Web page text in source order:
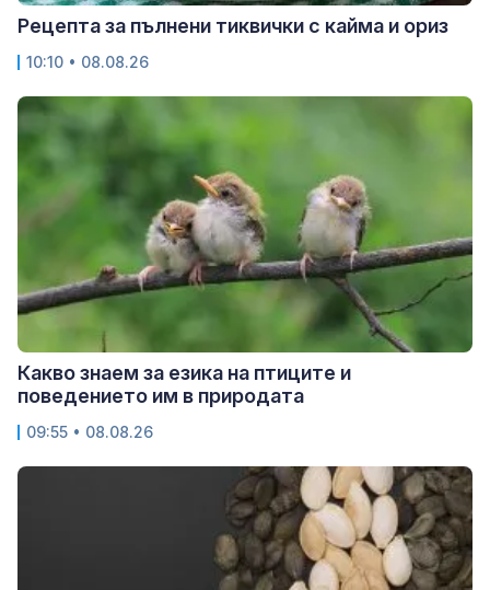
Рецепта за пълнени тиквички с кайма и ориз
10:10 • 08.08.26
Какво знаем за езика на птиците и
поведението им в природата
09:55 • 08.08.26